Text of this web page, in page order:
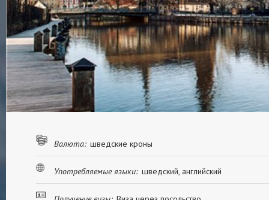
Валюта: шведские кроны
Употребляемые языки: шведский, английский